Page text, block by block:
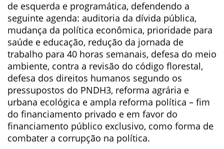
de esquerda e programática, defendendo a
seguinte agenda: auditoria da dívida pública,
mudança da política econômica, prioridade para
saúde e educação, redução da jornada de
trabalho para 40 horas semanais, defesa do meio
ambiente, contra a revisão do código florestal,
defesa dos direitos humanos segundo os
pressupostos do PNDH3, reforma agrária e
urbana ecológica e ampla reforma política – fim
do financiamento privado e em favor do
financiamento público exclusivo, como forma de
combater a corrupção na política.